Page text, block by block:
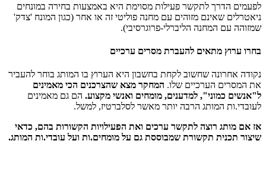
לפעמים הדרך לתקשר פעילות מסוימת היא באמצעות בחירה במונחים
ניאטרלים שאינם מזוהים עם מחנה פוליטי זה או אחר (כגון המונח 'צדק'
שמזוהה עם המחנה הליברלי-פרוגרסיבי).
בחרו ערוץ מתאים להעברת מסרים ערכיים
נקודה אחרונה שחשוב לקחת בחשבון היא הערוץ בו המותג בוחר להעביר
את המסרים הערכיים שלו. המחקר מצא שהצרכנים הכי מאמינים
ל"אנשים כמוני", למדענים, מומחים ואנשי מקצוע. הם גם מאמינים
לעובדי.ות המותג הרבה יותר מאשר לסלברטיז, למשל.
אז אם מותג רוצה לתקשר ערכים ואת הפעילויות הקשורות בהם, כדאי
שיצור תכנית תקשורת שמבוססת גם על מומחים.ות ועל עובדי.ות המותג.